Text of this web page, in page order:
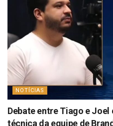
NOTÍCIAS
Debate entre Tiago e
técnica da equipe de